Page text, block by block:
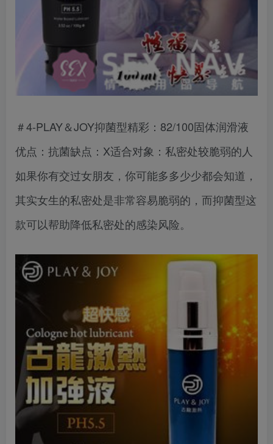
＃4-PLAY＆JOY抑菌型精彩：82/100固体润滑液
优点：抗菌缺点：X适合对象：私密处较脆弱的人
如果你有交过女朋友，你可能多多少少都会知道，
其实女生的私密处是非常容易脆弱的，而抑菌型这
款可以帮助降低私密处的感染风险。